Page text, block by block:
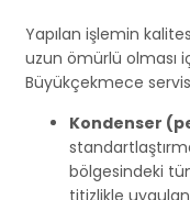
Yapılan işlemin
uzun ömürlü olması
Büyükçekmece
Kondenser
bölgesindeki